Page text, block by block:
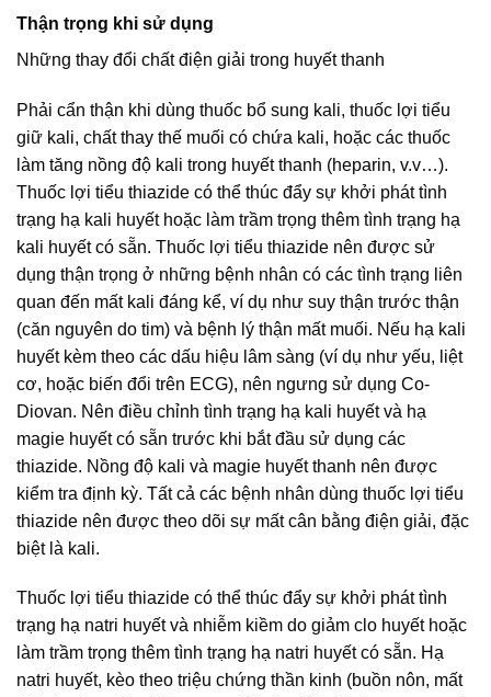
Thận trọng khi sử dụng
Những thay đổi chất điện giải trong huyết thanh
Phải cẩn thận khi dùng thuốc bổ sung kali, thuốc lợi tiểu
giữ kali, chất thay thế muối có chứa kali, hoặc các thuốc
làm tăng nồng độ kali trong huyết thanh (heparin, v.v…).
Thuốc lợi tiểu thiazide có thể thúc đẩy sự khởi phát tình
trạng hạ kali huyết hoặc làm trầm trọng thêm tình trạng hạ
kali huyết có sẵn. Thuốc lợi tiểu thiazide nên được sử
dụng thận trọng ở những bệnh nhân có các tình trạng liên
quan đến mất kali đáng kể, ví dụ như suy thận trước thận
(căn nguyên do tim) và bệnh lý thận mất muối. Nếu hạ kali
huyết kèm theo các dấu hiệu lâm sàng (ví dụ như yếu, liệt
cơ, hoặc biến đổi trên ECG), nên ngưng sử dụng Co-
Diovan. Nên điều chỉnh tình trạng hạ kali huyết và hạ
magie huyết có sẵn trước khi bắt đầu sử dụng các
thiazide. Nồng độ kali và magie huyết thanh nên được
kiểm tra định kỳ. Tất cả các bệnh nhân dùng thuốc lợi tiểu
thiazide nên được theo dõi sự mất cân bằng điện giải, đặc
biệt là kali.
Thuốc lợi tiểu thiazide có thể thúc đẩy sự khởi phát tình
trạng hạ natri huyết và nhiễm kiềm do giảm clo huyết hoặc
làm trầm trọng thêm tình trạng hạ natri huyết có sẵn. Hạ
natri huyết, kèo theo triệu chứng thần kinh (buồn nôn, mất